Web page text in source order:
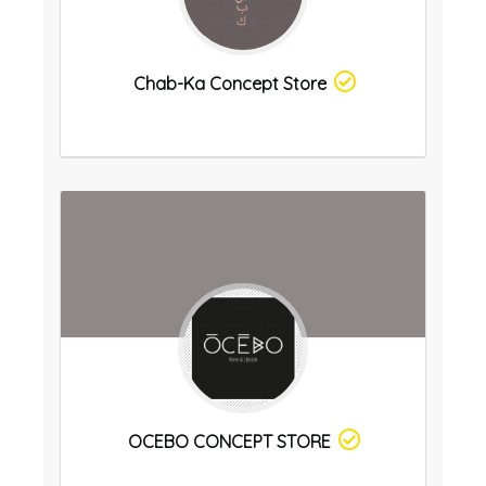
Chab-Ka Concept Store
OCEBO CONCEPT STORE